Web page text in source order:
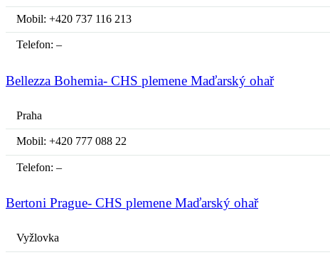
Mobil: +420 737 116 213
Telefon: –
Bellezza Bohemia- CHS plemene Maďarský ohař
Praha
Mobil: +420 777 088 22
Telefon: –
Bertoni Prague- CHS plemene Maďarský ohař
Vyžlovka